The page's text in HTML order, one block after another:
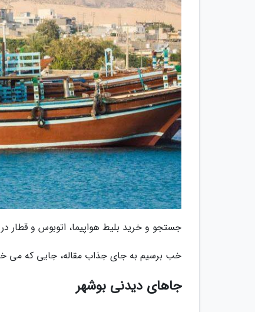
جستجو و خرید بلیط هواپیما، اتوبوس و قطار در
خب برسیم به جای جذاب مقاله، جایی که می
جاهای دیدنی بوشهر